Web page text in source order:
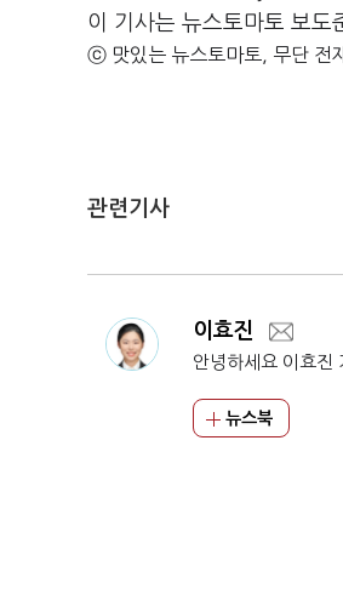
이 기사는 뉴스토마토 보도
ⓒ 맛있는 뉴스토마토, 무단 전
관련기사
이효진
안녕하세요 이효진
뉴스북